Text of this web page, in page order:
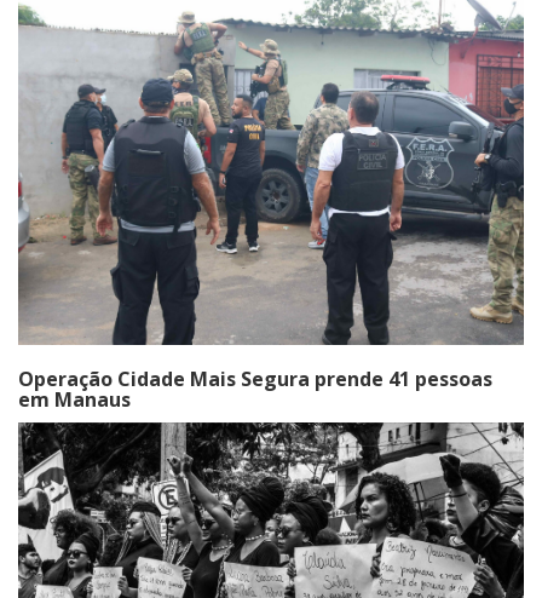
Operação Cidade Mais Segura prende 41 pessoas
em Manaus